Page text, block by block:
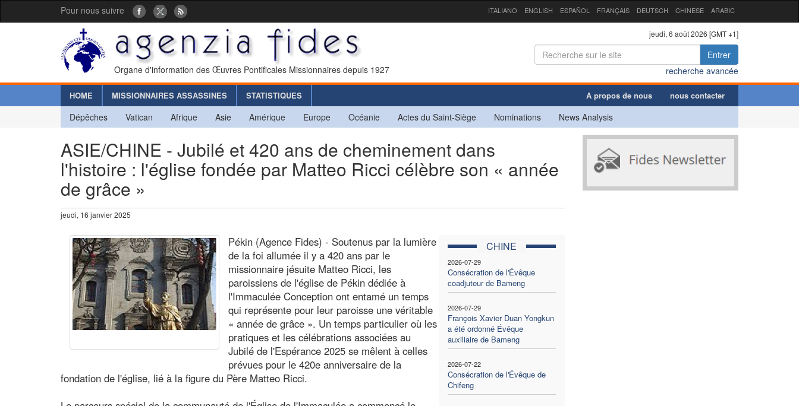
Pour nous suivre ITALIANO ENGLISH ESPAÑOL FRANÇAIS DEUTSCH CHINESE ARABIC
Organe d'information des Œuvres Pontificales Missionnaires depuis 1927
jeudi, 6 août 2026 [GMT +1]
Entrer
recherche avancée
HOME MISSIONNAIRES ASSASSINES STATISTIQUES A propos de nous nous contacter
Dépêches Vatican Afrique Asie Amérique Europe Océanie Actes du Saint-Siège Nominations News Analysis
ASIE/CHINE - Jubilé et 420 ans de cheminement dans
l'histoire : l'église fondée par Matteo Ricci célèbre son « année
de grâce »
jeudi, 16 janvier 2025
CHINE
2026-07-29
Consécration de l'Évêque
coadjuteur de Bameng
2026-07-29
François Xavier Duan Yongkun
a été ordonné Évêque
auxiliaire de Bameng
2026-07-22
Consécration de l'Évêque de
Chifeng
Pékin (Agence Fides) - Soutenus par la lumière
de la foi allumée il y a 420 ans par le
missionnaire jésuite Matteo Ricci, les
paroissiens de l'église de Pékin dédiée à
l'Immaculée Conception ont entamé un temps
qui représente pour leur paroisse une véritable
« année de grâce ». Un temps particulier où les
pratiques et les célébrations associées au
Jubilé de l'Espérance 2025 se mêlent à celles
prévues pour le 420e anniversaire de la
fondation de l'église, lié à la figure du Père Matteo Ricci.